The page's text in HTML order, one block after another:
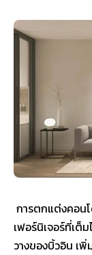
การตกแต่งคอน
เฟอร์นิเจอร์ที่เต็
วางของบิ้วอิน เ